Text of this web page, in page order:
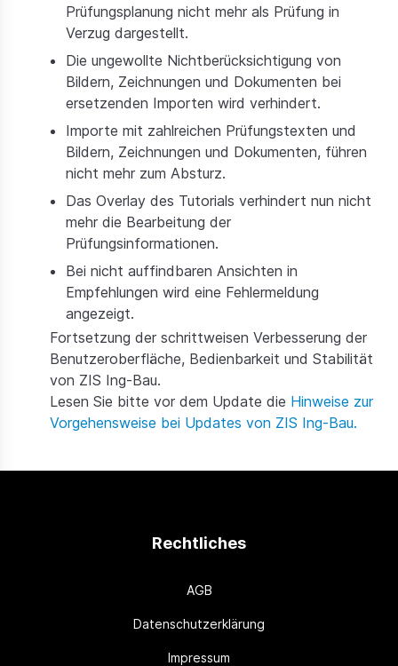
Prüfungsplanung nicht mehr als Prüfung in
Verzug dargestellt.
Die ungewollte Nichtberücksichtigung von
Bildern, Zeichnungen und Dokumenten bei
ersetzenden Importen wird verhindert.
Importe mit zahlreichen Prüfungstexten und
Bildern, Zeichnungen und Dokumenten, führen
nicht mehr zum Absturz.
Das Overlay des Tutorials verhindert nun nicht
mehr die Bearbeitung der
Prüfungsinformationen.
Bei nicht auffindbaren Ansichten in
Empfehlungen wird eine Fehlermeldung
angezeigt.
Fortsetzung der schrittweisen Verbesserung der
Benutzeroberfläche, Bedienbarkeit und Stabilität
von ZIS Ing-Bau.
Lesen Sie bitte vor dem Update die Hinweise zur
Vorgehensweise bei Updates von ZIS Ing-Bau.
Rechtliches
AGB
Datenschutzerklärung
Impressum